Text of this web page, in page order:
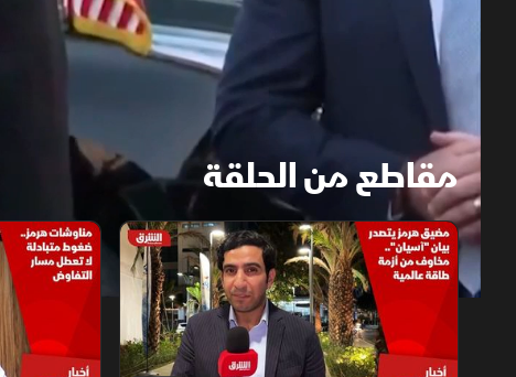
1x auto
مقاطع من الحلقة